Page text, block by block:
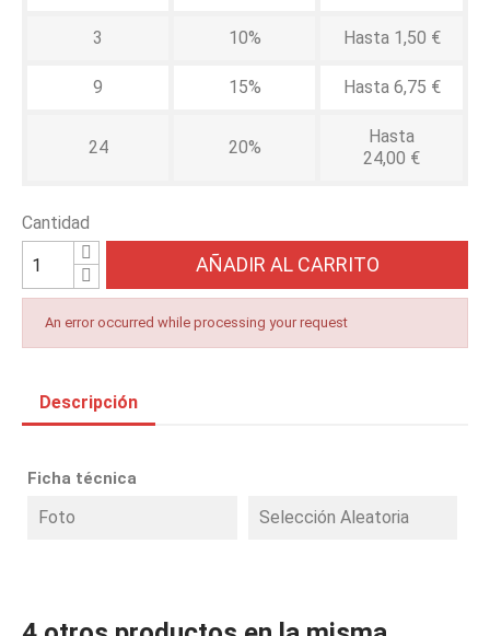
3 10% Hasta 1,50 €
9 15% Hasta 6,75 €
24 20%
Hasta
24,00 €
Cantidad
AÑADIR AL CARRITO
An error occurred while processing your request
Descripción
Ficha técnica
Foto Selección Aleatoria